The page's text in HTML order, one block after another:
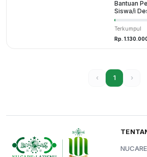
Bantuan
Siswa/i
Demak
Terkumpul
Rp.
‹ 1 ›